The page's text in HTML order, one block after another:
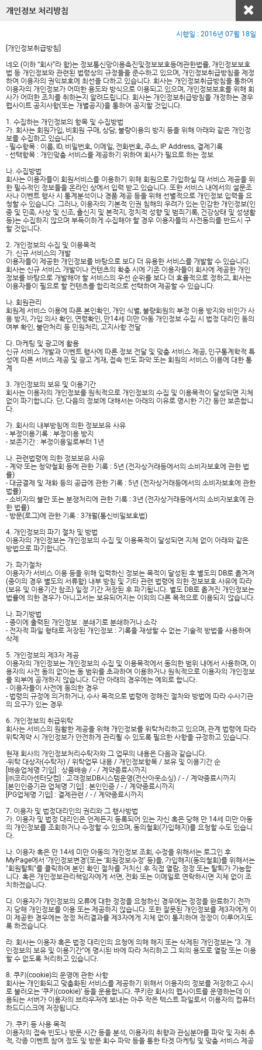
개인정보 처리방침
시행일 : 2016년 07월 18일
[개인정보취급방침]
네오 (이하 “회사”라 함)는 정보통신망이용촉진및정보보호등에관한법률, 개인정보보호
법 등 개인정보와 관련된 법령상의 규정들을 준수하고 있으며, 개인정보취급방침을 제정
하여 이용자의 권익보호에 최선을 다하고 있습니다. 회사는 개인정보취급방침을 통하여
이용자의 개인정보가 어떠한 용도와 방식으로 이용되고 있으며, 개인정보보호를 위해 회
사가 어떠한 조치를 취하는지 알려드립니다. 회사는 개인정보취급방침을 개정하는 경우
웹사이트 공지사항(또는 개별공지)을 통하여 공지할 것입니다.
1. 수집하는 개인정보의 항목 및 수집방법
가. 회사는 회원가입, 비회원 구매, 상담, 불량이용의 방지 등을 위해 아래와 같은 개인정
보를 수집하고 있습니다.
- 필수항목 : 이름, ID, 비밀번호, 이메일, 전화번호, 주소, IP Address, 결제기록
- 선택항목 : 개인맞춤 서비스를 제공하기 위하여 회사가 필요로 하는 정보
나. 수집방법
회사는 이용자들이 회원서비스를 이용하기 위해 회원으로 가입하실 때 서비스 제공을 위
한 필수적인 정보들을 온라인 상에서 입력 받고 있습니다. 또한 서비스 내에서의 설문조
사나 이벤트 행사 시 통계분석이나 경품 제공 등을 위해 선별적으로 개인정보 입력을 요
청할 수 있습니다. 그러나, 이용자의 기본적 인권 침해의 우려가 있는 민감한 개인정보(인
종 및 민족, 사상 및 신조, 출신지 및 본적지, 정치적 성향 및 범죄기록, 건강상태 및 성생활
등)는 수집하지 않으며 부득이하게 수집해야 할 경우 이용자들의 사전동의를 반드시 구
할 것입니다.
2. 개인정보의 수집 및 이용목적
가. 신규 서비스의 개발
이용자들이 제공한 개인정보를 바탕으로 보다 더 유용한 서비스를 개발할 수 있습니다.
회사는 신규 서비스 개발이나 컨텐츠의 확충 시에 기존 이용자들이 회사에 제공한 개인
정보를 바탕으로 개발해야 할 서비스의 우선 순위를 보다 더 효율적으로 정하고, 회사는
이용자들이 필요로 할 컨텐츠를 합리적으로 선택하여 제공할 수 있습니다.
나. 회원관리
회원제 서비스 이용에 따른 본인확인, 개인 식별, 불량회원의 부정 이용 방지와 비인가 사
용 방지, 가입 의사 확인, 연령확인, 만14세 미만 아동 개인정보 수집 시 법정 대리인 동의
여부 확인, 불만처리 등 민원처리, 고지사항 전달
다. 마케팅 및 광고에 활용
신규 서비스 개발과 이벤트 행사에 따른 정보 전달 및 맞춤 서비스 제공, 인구통계학적 특
성에 따른 서비스 제공 및 광고 게재, 접속 빈도 파악 또는 회원의 서비스 이용에 대한 통
계
3. 개인정보의 보유 및 이용기간
회사는 이용자의 개인정보를 원칙적으로 개인정보의 수집 및 이용목적이 달성되면 지체
없이 파기합니다. 단, 다음의 정보에 대해서는 아래의 이유로 명시한 기간 동안 보존합니
다.
가. 회사의 내부방침에 의한 정보보유 사유
- 부정이용기록 : 부정이용 방지
- 보존기간 : 부정이용일로부터 1년
나. 관련법령에 의한 정보보유 사유
- 계약 또는 청약철회 등에 관한 기록 : 5년 (전자상거래등에서의 소비자보호에 관한 법
률)
- 대금결제 및 재화 등의 공급에 관한 기록 : 5년 (전자상거래등에서의 소비자보호에 관한
법률)
- 소비자의 불만 또는 분쟁처리에 관한 기록 : 3년 (전자상거래등에서의 소비자보호에 관
한 법률)
- 방문(로그)에 관한 기록 : 3개월(통신비밀보호법)
4. 개인정보의 파기 절차 및 방법
이용자의 개인정보는 개인정보의 수집 및 이용목적이 달성되면 지체 없이 아래와 같은
방법으로 파기합니다.
가. 파기절차
이용자가 서비스 이용 등을 위해 입력하신 정보는 목적이 달성된 후 별도의 DB로 옮겨져
(종이의 경우 별도의 서류함) 내부 방침 및 기타 관련 법령에 의한 정보보호 사유에 따라
(보유 및 이용기간 참조) 일정 기간 저장된 후 파기됩니다. 별도 DB로 옮겨진 개인정보는
법률에 의한 경우가 아니고서는 보유되어지는 이외의 다른 목적으로 이용되지 않습니다.
나. 파기방법
- 종이에 출력된 개인정보 : 분쇄기로 분쇄하거나 소각
- 전자적 파일 형태로 저장된 개인정보 : 기록을 재생할 수 없는 기술적 방법을 사용하여
삭제
5. 개인정보의 제3자 제공
이용자의 개인정보는 개인정보의 수집 및 이용목적에서 동의한 범위 내에서 사용하며, 이
용자의 사전 동의 없이는 동 범위를 초과하여 이용하거나 원칙적으로 이용자의 개인정보
를 외부에 공개하지 않습니다. 다만 아래의 경우에는 예외로 합니다.
- 이용자들이 사전에 동의한 경우
- 법령의 규정에 의거하거나, 수사 목적으로 법령에 정해진 절차와 방법에 따라 수사기관
의 요구가 있는 경우
6. 개인정보의 취급위탁
회사는 서비스의 원활한 제공을 위해 개인정보를 위탁처리하고 있으며, 관계 법령에 따라
위탁계약 시 개인정보가 안전하게 관리될 수 있도록 필요한 사항을 규정하고 있습니다.
현재 회사의 개인정보처리수탁자와 그 업무의 내용은 다음과 같습니다.
-위탁 대상자(수탁자) / 위탁업무 내용 / 개인정보항목 / 보유 및 이용기간 순
[배송업체명 기입] : 상품배송 / - / 계약종료시까지
[㈜코리아센터닷컴] : 고객정보DB시스템운영(전산아웃소싱) / - / 계약종료시까지
[본인인증기관 업체명 기입] : 본인인증 / - / 계약종료시까지
[PG업체명 기입] : 결제관련 / - / 계약종료시까지
7. 이용자 및 법정대리인의 권리와 그 행사방법
가. 이용자 및 법정 대리인은 언제든지 등록되어 있는 자신 혹은 당해 만 14세 미만 아동
의 개인정보를 조회하거나 수정할 수 있으며, 동의철회(가입해지)를 요청할 수도 있습니
다.
나. 이용자 혹은 만 14세 미만 아동의 개인정보 조회, 수정을 위해서는 로그인 후
MyPage에서 ‘개인정보변경’(또는 ‘회원정보수정’ 등)을, 가입해지(동의철회)를 위해서는
"회원탈퇴"를 클릭하여 본인 확인 절차를 거치신 후 직접 열람, 정정 또는 탈퇴가 가능합
니다. 혹은 개인정보관리책임자에게 서면, 전화 또는 이메일로 연락하시면 지체 없이 조
치하겠습니다.
다. 이용자가 개인정보의 오류에 대한 정정을 요청하신 경우에는 정정을 완료하기 전까
지 당해 개인정보를 이용 또는 제공하지 않습니다. 또한 잘못된 개인정보를 제3자에게 이
미 제공한 경우에는 정정 처리결과를 제3자에게 지체 없이 통지하여 정정이 이루어지도
록 하겠습니다.
라. 회사는 이용자 혹은 법정 대리인의 요청에 의해 해지 또는 삭제된 개인정보는 "3. 개
인정보의 보유 및 이용기간"에 명시된 바에 따라 처리하고 그 외의 용도로 열람 또는 이용
할 수 없도록 처리하고 있습니다.
8. 쿠키(cookie)의 운영에 관한 사항
회사는 개인화되고 맞춤화된 서비스를 제공하기 위해서 이용자의 정보를 저장하고 수시
로 불러오는 ‘쿠키(cookie)’ 등을 운용합니다. 쿠키란 회사의 웹사이트를 운영하는데 이
용되는 서버가 이용자의 브라우저에 보내는 아주 작은 텍스트 파일로서 이용자의 컴퓨터
하드디스크에 저장됩니다.
가. 쿠키 등 사용 목적
이용자의 접속 빈도나 방문 시간 등을 분석, 이용자의 취향과 관심분야를 파악 및 자취 추
적, 각종 이벤트 참여 정도 및 방문 회수 파악 등을 통한 타겟 마케팅 및 맞춤 서비스 제공